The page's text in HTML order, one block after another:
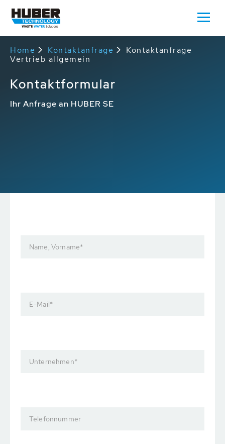
Home Kontaktanfrage
Kontaktanfrage
Vertrieb allgemein
Kontaktformular
Ihr Anfrage an HUBER SE
Name, Vorname*
E-Mail*
Unternehmen*
Telefonnummer